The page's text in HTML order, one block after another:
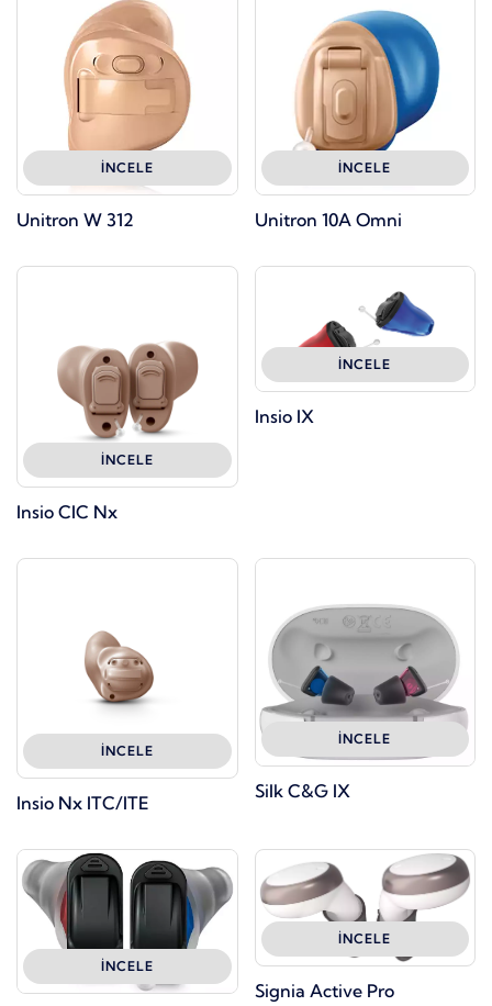
İNCELE
Unitron W 312
İNCELE
Unitron 10A Omni
İNCELE
Insio CIC Nx
İNCELE
Insio IX
İNCELE
Insio Nx ITC/ITE
İNCELE
Silk C&G IX
İNCELE
İNCELE
Signia Active Pro